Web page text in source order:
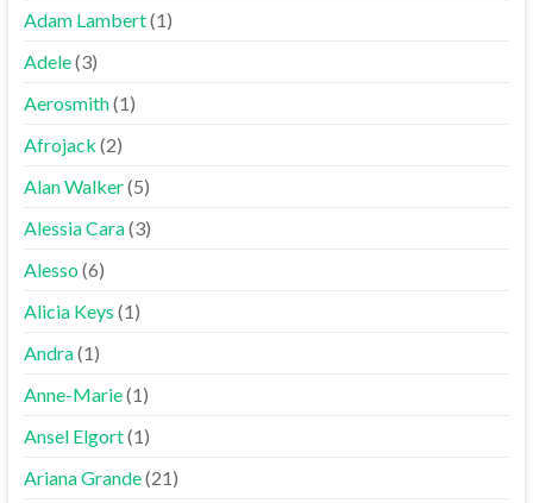
Adam Lambert(1)
Adele(3)
Aerosmith(1)
Afrojack (2)
Alan Walker(5)
Alessia Cara(3)
Alesso(6)
Alicia Keys (1)
Andra(1)
Anne-Marie(1)
Ansel Elgort(1)
Ariana Grande(21)